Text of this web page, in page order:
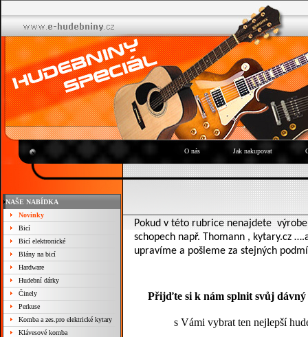
O nás Jak nakupovat
NAŠE NABÍDKA
Novinky
Bicí
Bicí elektronické
Blány na bicí
Hardware
Hudební dárky
Činely
Perkuse
Komba a zes.pro elektrické kytary
Klávesové komba
Pokud v této rubrice nenajdete
schopech např. Thomann , kytary.cz
upravíme a pošleme za stejných
Přijďte si k nám splnit svůj dávný
s Vámi vybrat ten nejlepší